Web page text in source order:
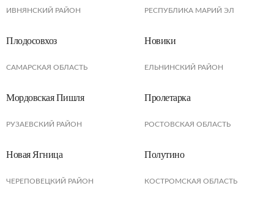
ИВНЯНСКИЙ РАЙОН РЕСПУБЛИКА МАРИЙ ЭЛ
Плодосовхоз
САМАРСКАЯ ОБЛАСТЬ
Новики
ЕЛЬНИНСКИЙ РАЙОН
Мордовская Пишля
РУЗАЕВСКИЙ РАЙОН
Пролетарка
РОСТОВСКАЯ ОБЛАСТЬ
Новая Ягница
ЧЕРЕПОВЕЦКИЙ РАЙОН
Полутино
КОСТРОМСКАЯ ОБЛАСТЬ